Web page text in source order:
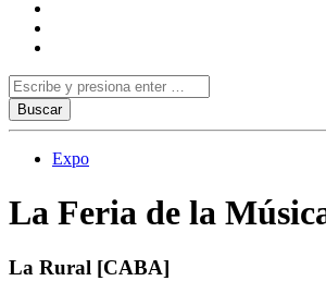
Expo
La Feria de la
La Rural [CABA]